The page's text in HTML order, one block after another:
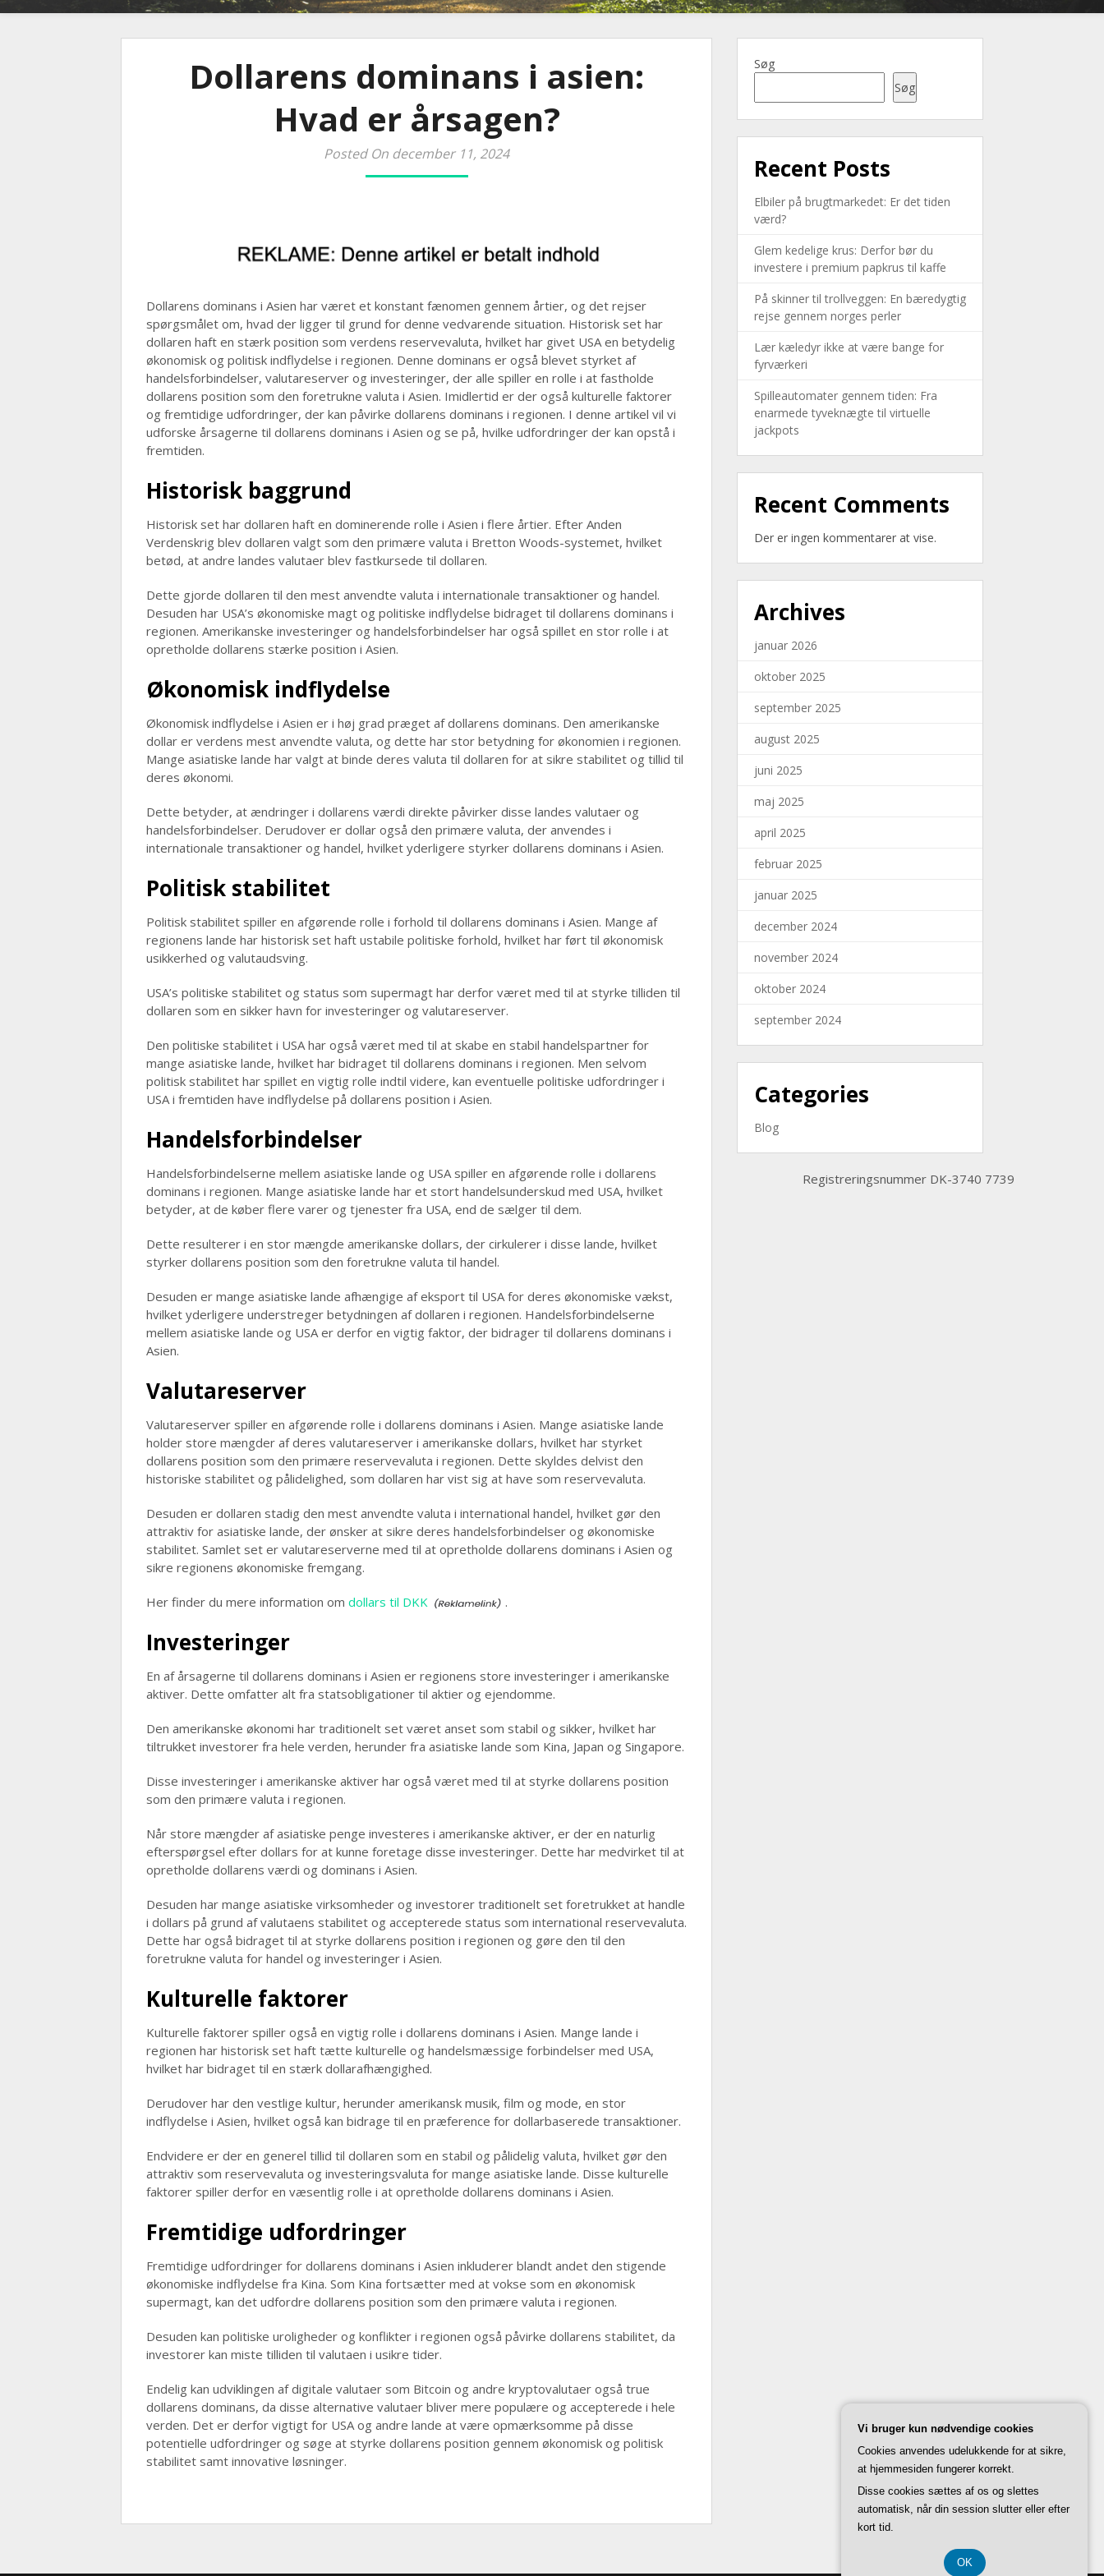
Dollarens dominans i asien:
Hvad er årsagen?
Posted On december 11, 2024
Dollarens dominans i Asien har været et konstant fænomen gennem årtier, og det rejser
spørgsmålet om, hvad der ligger til grund for denne vedvarende situation. Historisk set har
dollaren haft en stærk position som verdens reservevaluta, hvilket har givet USA en betydelig
økonomisk og politisk indflydelse i regionen. Denne dominans er også blevet styrket af
handelsforbindelser, valutareserver og investeringer, der alle spiller en rolle i at fastholde
dollarens position som den foretrukne valuta i Asien. Imidlertid er der også kulturelle faktorer
og fremtidige udfordringer, der kan påvirke dollarens dominans i regionen. I denne artikel vil vi
udforske årsagerne til dollarens dominans i Asien og se på, hvilke udfordringer der kan opstå i
fremtiden.
Historisk baggrund
Historisk set har dollaren haft en dominerende rolle i Asien i flere årtier. Efter Anden
Verdenskrig blev dollaren valgt som den primære valuta i Bretton Woods-systemet, hvilket
betød, at andre landes valutaer blev fastkursede til dollaren.
Dette gjorde dollaren til den mest anvendte valuta i internationale transaktioner og handel.
Desuden har USA’s økonomiske magt og politiske indflydelse bidraget til dollarens dominans i
regionen. Amerikanske investeringer og handelsforbindelser har også spillet en stor rolle i at
opretholde dollarens stærke position i Asien.
Økonomisk indflydelse
Økonomisk indflydelse i Asien er i høj grad præget af dollarens dominans. Den amerikanske
dollar er verdens mest anvendte valuta, og dette har stor betydning for økonomien i regionen.
Mange asiatiske lande har valgt at binde deres valuta til dollaren for at sikre stabilitet og tillid til
deres økonomi.
Dette betyder, at ændringer i dollarens værdi direkte påvirker disse landes valutaer og
handelsforbindelser. Derudover er dollar også den primære valuta, der anvendes i
internationale transaktioner og handel, hvilket yderligere styrker dollarens dominans i Asien.
Politisk stabilitet
Politisk stabilitet spiller en afgørende rolle i forhold til dollarens dominans i Asien. Mange af
regionens lande har historisk set haft ustabile politiske forhold, hvilket har ført til økonomisk
usikkerhed og valutaudsving.
USA’s politiske stabilitet og status som supermagt har derfor været med til at styrke tilliden til
dollaren som en sikker havn for investeringer og valutareserver.
Den politiske stabilitet i USA har også været med til at skabe en stabil handelspartner for
mange asiatiske lande, hvilket har bidraget til dollarens dominans i regionen. Men selvom
politisk stabilitet har spillet en vigtig rolle indtil videre, kan eventuelle politiske udfordringer i
USA i fremtiden have indflydelse på dollarens position i Asien.
Handelsforbindelser
Handelsforbindelserne mellem asiatiske lande og USA spiller en afgørende rolle i dollarens
dominans i regionen. Mange asiatiske lande har et stort handelsunderskud med USA, hvilket
betyder, at de køber flere varer og tjenester fra USA, end de sælger til dem.
Dette resulterer i en stor mængde amerikanske dollars, der cirkulerer i disse lande, hvilket
styrker dollarens position som den foretrukne valuta til handel.
Desuden er mange asiatiske lande afhængige af eksport til USA for deres økonomiske vækst,
hvilket yderligere understreger betydningen af dollaren i regionen. Handelsforbindelserne
mellem asiatiske lande og USA er derfor en vigtig faktor, der bidrager til dollarens dominans i
Asien.
Valutareserver
Valutareserver spiller en afgørende rolle i dollarens dominans i Asien. Mange asiatiske lande
holder store mængder af deres valutareserver i amerikanske dollars, hvilket har styrket
dollarens position som den primære reservevaluta i regionen. Dette skyldes delvist den
historiske stabilitet og pålidelighed, som dollaren har vist sig at have som reservevaluta.
Desuden er dollaren stadig den mest anvendte valuta i international handel, hvilket gør den
attraktiv for asiatiske lande, der ønsker at sikre deres handelsforbindelser og økonomiske
stabilitet. Samlet set er valutareserverne med til at opretholde dollarens dominans i Asien og
sikre regionens økonomiske fremgang.
Her finder du mere information om dollars til DKK .
Investeringer
En af årsagerne til dollarens dominans i Asien er regionens store investeringer i amerikanske
aktiver. Dette omfatter alt fra statsobligationer til aktier og ejendomme.
Den amerikanske økonomi har traditionelt set været anset som stabil og sikker, hvilket har
tiltrukket investorer fra hele verden, herunder fra asiatiske lande som Kina, Japan og Singapore.
Disse investeringer i amerikanske aktiver har også været med til at styrke dollarens position
som den primære valuta i regionen.
Når store mængder af asiatiske penge investeres i amerikanske aktiver, er der en naturlig
efterspørgsel efter dollars for at kunne foretage disse investeringer. Dette har medvirket til at
opretholde dollarens værdi og dominans i Asien.
Desuden har mange asiatiske virksomheder og investorer traditionelt set foretrukket at handle
i dollars på grund af valutaens stabilitet og accepterede status som international reservevaluta.
Dette har også bidraget til at styrke dollarens position i regionen og gøre den til den
foretrukne valuta for handel og investeringer i Asien.
Kulturelle faktorer
Kulturelle faktorer spiller også en vigtig rolle i dollarens dominans i Asien. Mange lande i
regionen har historisk set haft tætte kulturelle og handelsmæssige forbindelser med USA,
hvilket har bidraget til en stærk dollarafhængighed.
Derudover har den vestlige kultur, herunder amerikansk musik, film og mode, en stor
indflydelse i Asien, hvilket også kan bidrage til en præference for dollarbaserede transaktioner.
Endvidere er der en generel tillid til dollaren som en stabil og pålidelig valuta, hvilket gør den
attraktiv som reservevaluta og investeringsvaluta for mange asiatiske lande. Disse kulturelle
faktorer spiller derfor en væsentlig rolle i at opretholde dollarens dominans i Asien.
Fremtidige udfordringer
Fremtidige udfordringer for dollarens dominans i Asien inkluderer blandt andet den stigende
økonomiske indflydelse fra Kina. Som Kina fortsætter med at vokse som en økonomisk
supermagt, kan det udfordre dollarens position som den primære valuta i regionen.
Desuden kan politiske uroligheder og konflikter i regionen også påvirke dollarens stabilitet, da
investorer kan miste tilliden til valutaen i usikre tider.
Endelig kan udviklingen af digitale valutaer som Bitcoin og andre kryptovalutaer også true
dollarens dominans, da disse alternative valutaer bliver mere populære og accepterede i hele
verden. Det er derfor vigtigt for USA og andre lande at være opmærksomme på disse
potentielle udfordringer og søge at styrke dollarens position gennem økonomisk og politisk
stabilitet samt innovative løsninger.
Søg
Søg
Recent Posts
Elbiler på brugtmarkedet: Er det tiden
værd?
Glem kedelige krus: Derfor bør du
investere i premium papkrus til kaffe
På skinner til trollveggen: En bæredygtig
rejse gennem norges perler
Lær kæledyr ikke at være bange for
fyrværkeri
Spilleautomater gennem tiden: Fra
enarmede tyveknægte til virtuelle
jackpots
Recent Comments
Der er ingen kommentarer at vise.
Archives
januar 2026
oktober 2025
september 2025
august 2025
juni 2025
maj 2025
april 2025
februar 2025
januar 2025
december 2024
november 2024
oktober 2024
september 2024
Categories
Blog
Registreringsnummer DK-3740 7739
Vi bruger kun nødvendige cookies
Cookies anvendes udelukkende for at sikre,
at hjemmesiden fungerer korrekt.
Disse cookies sættes af os og slettes
automatisk, når din session slutter eller efter
kort tid.
OK